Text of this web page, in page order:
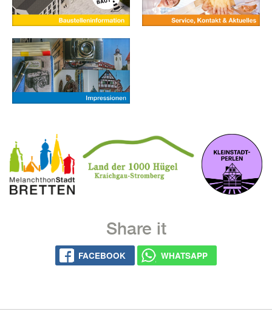
Share it
FACE­BOOK WHATS­APP